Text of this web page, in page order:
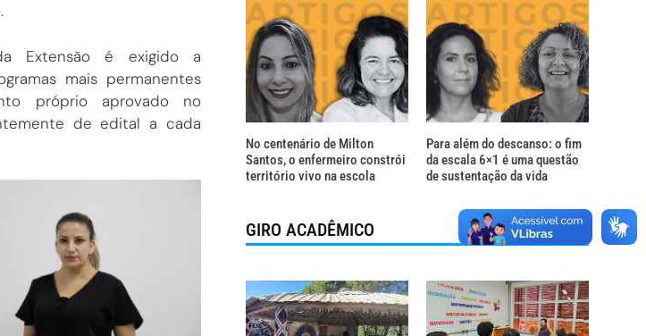
Extensão é exigido a
mais permanentes
próprio aprovado no
de edital a cada
No centenário de Milton
Santos, o enfermeiro constrói
território vivo na escola
Para além do descanso: o fim
da escala 6×1 é uma questão
de sustentação da vida
GIRO ACADÊMICO